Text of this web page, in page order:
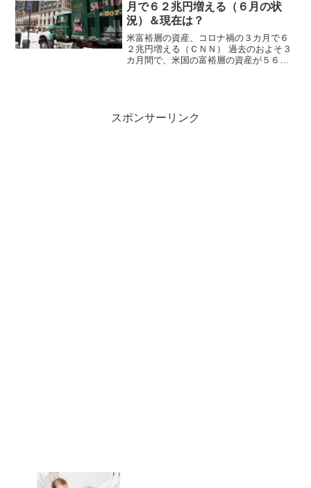
月で６２兆円増える（６月の状
況）＆現在は？
米富裕層の資産、コロナ禍の３カ月で６
２兆円増える（ＣＮＮ） 過去のおよそ３
カ月間で、米国の富裕層の資産が５６５
スポンサーリンク